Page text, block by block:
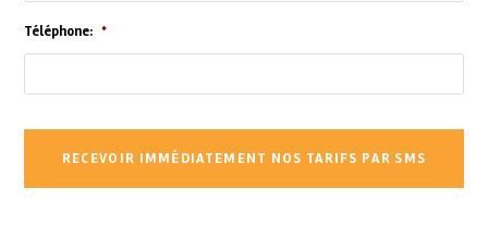
Téléphone: *